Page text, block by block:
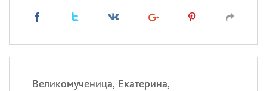
Великомученица, Екатерина,